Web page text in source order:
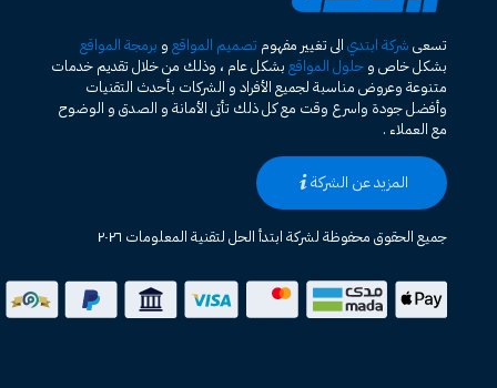
تسعى شركة ابتدي الى تغيير مفهوم تصميم المواقع و برمجة المواقع
بشكل خاص و حلول المواقع بشكل عام ، وذلك من خلال تقديم خدمات
متنوعة وعروض مناسبة لجميع الأفراد و الشركات بأحدث التقنيات
وأفضل جودة واسرع وقت مع كل ذلك تأتى الأمانة و الصدق و الوضوح
مع العملاء .
المزيد عن الشركة
جميع الحقوق محفوظة لشركة ابتدأ الحل لتقنية المعلومات ٢٠٢٦